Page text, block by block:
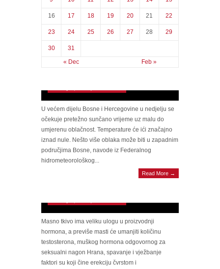
« Dec Feb »
16 17 18 19 20 21 22
23 24 25 26 27 28 29
30 31
U većem dijelu Bosne i Hercegovine u nedjelju se
očekuje pretežno sunčano vrijeme uz malu do
umjerenu oblačnost. Temperature će ići značajno
iznad nule. Nešto više oblaka može biti u zapadnim
područjima Bosne, navode iz Federalnog
hidrometeorološkog...
Read More →
SAVJETI ZLATA VRIJEDNI Porno zvijezda
otkrila kako da vaš odnos traje duže: Spavao
Masno tkivo ima veliku ulogu u proizvodnji
hormona, a previše masti će umanjiti količinu
testosterona, muškog hormona odgovornog za
seksualni nagon Hrana, spavanje i vježbanje
faktori su koji čine erekciju čvrstom i